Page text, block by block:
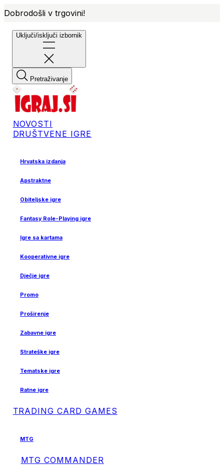
Dobrodošli v trgovini!
Uključi/isključi izbornik
Pretraživanje
NOVOSTI
DRUŠTVENE IGRE
Hrvatska izdanja
Apstraktne
Obiteljske igre
Fantasy Role-Playing igre
Igre sa kartama
Kooperativne igre
Dječje igre
Promo
Proširenje
Zabavne igre
Strateške igre
Tematske igre
Ratne igre
TRADING CARD GAMES
MTG
MTG COMMANDER